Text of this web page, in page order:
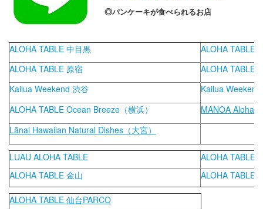
◎パンケーキが食べられるお店
ALOHA TABLE 中目黒
ALOHA TABLE
ALOHA TABLE 原宿
ALOHA TABLE
Kailua Weekend 渋⾕
Kailua
ALOHA TABLE Ocean Breeze（横浜）
MANOA Aloha
Lãnai Hawaiian Natural Dishes（⼤宮）
LUAU ALOHA TABLE
ALOHA TABLE
ALOHA TABLE 金山 ALOHA TABLE
ALOHA TABLE 仙台PARCO